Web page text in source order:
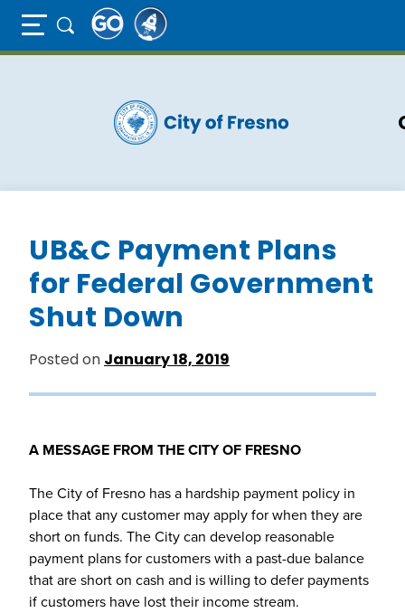
Full Page Mobile Menu Toggle
UB&C Payment Plans
for Federal Government
Shut Down
Posted on January 18, 2019
A MESSAGE FROM THE CITY OF FRESNO
The City of Fresno has a hardship payment policy in
place that any customer may apply for when they are
short on funds. The City can develop reasonable
payment plans for customers with a past-due balance
that are short on cash and is willing to defer payments
if customers have lost their income stream.